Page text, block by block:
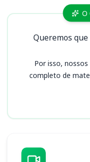
Cursos O
Queremos que
Por isso,
completo de